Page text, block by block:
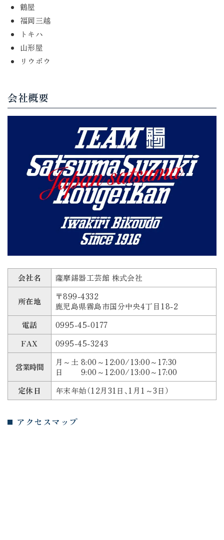
鶴屋
福岡三越
トキハ
山形屋
リウボウ
会社概要
会社名 薩摩錫器工芸館 株式会社
所在地
〒899-4332
鹿児島県霧島市国分中央4丁目18-2
電話
0995-45-0177
FAX
0995-45-3243
営業時間
月～土 8:00～12:00/13:00～17:30
日 9:00～12:00/13:00～17:00
定休日
年末年始（12月31日、1月1～3日）
アクセスマップ